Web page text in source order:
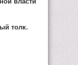
толк.